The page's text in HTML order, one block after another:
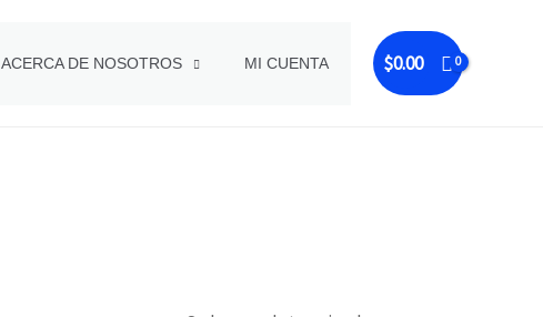
ACERCA DE NOSOTROS MI CUENTA $0.00